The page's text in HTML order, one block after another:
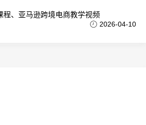
程、亚马逊跨境电商教学视频
2026-04-10